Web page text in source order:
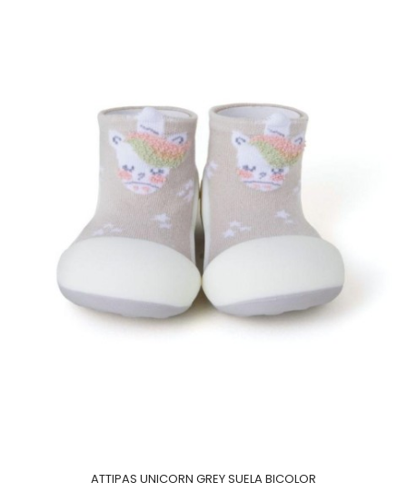
ATTIPAS UNICORN GREY SUELA BICOLOR